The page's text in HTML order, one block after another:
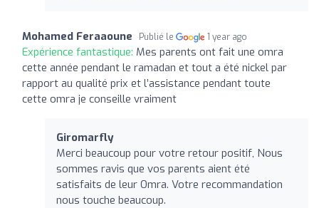
Mohamed Feraaoune Publié le 1 year ago
Expérience fantastique: Mes parents ont fait une omra
cette année pendant le ramadan et tout a été nickel par
rapport au qualité prix et l’assistance pendant toute
cette omra je conseille vraiment
Giromarfly
Merci beaucoup pour votre retour positif, Nous
sommes ravis que vos parents aient été
satisfaits de leur Omra. Votre recommandation
nous touche beaucoup.